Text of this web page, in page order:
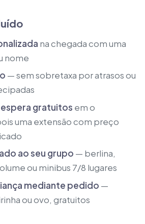
na chegada com uma
nome
— sem sobretaxa por atrasos ou
gratuitos em o
uma extensão com preço
ao seu grupo — berlina,
ou minibus 7/8 lugares
mediante pedido —
ou ovo, gratuitos